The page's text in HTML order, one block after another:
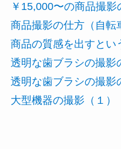
￥15,000〜の商品撮影
商品撮影の仕方（自転
商品の質感を出すとい
透明な歯ブラシの撮影
透明な歯ブラシの撮影
大型機器の撮影（１